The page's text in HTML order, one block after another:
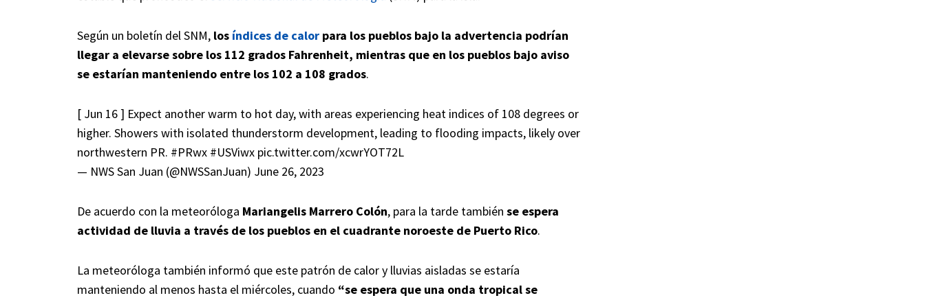
Según un boletín del SNM, los índices de calor para los pueblos bajo la advertencia podrían
llegar a elevarse sobre los 112 grados Fahrenheit, mientras que en los pueblos bajo aviso
se estarían manteniendo entre los 102 a 108 grados.
[ Jun 16 ] Expect another warm to hot day, with areas experiencing heat indices of 108 degrees or
higher. Showers with isolated thunderstorm development, leading to flooding impacts, likely over
northwestern PR. #PRwx #USViwx pic.twitter.com/xcwrYOT72L
— NWS San Juan (@NWSSanJuan) June 26, 2023
De acuerdo con la meteoróloga Mariangelis Marrero Colón, para la tarde también se espera
actividad de lluvia a través de los pueblos en el cuadrante noroeste de Puerto Rico.
La meteoróloga también informó que este patrón de calor y lluvias aisladas se estaría
manteniendo al menos hasta el miércoles, cuando “se espera que una onda tropical se